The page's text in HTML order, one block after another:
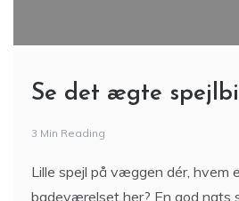
Se det ægte
3 Min Reading
Lille spejl på væggen dér, hvem
badeværelset her? En god nats